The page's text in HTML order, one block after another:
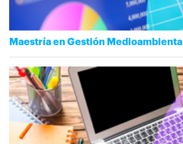
Maestría en Gestión Medioambiental